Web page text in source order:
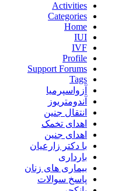
Activities
Categories
Home
IUI
IVF
Profile
Support Forums
Tags
آزواسپرمیا
آندومتریوز
انتقال جنین
اهدای تخمک
اهدای جنین
با دکتر زارعیان
بارداری
بیماری های زنان
پاسخ سوالات